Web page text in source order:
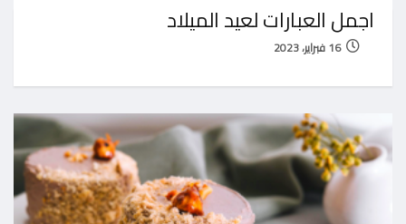
اجمل العبارات لعيد الميلاد
16 فبراير، 2023